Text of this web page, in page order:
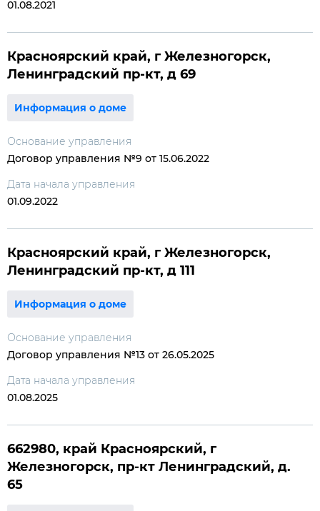
01.08.2021
Красноярский край, г Железногорск,
Ленинградский пр-кт, д 69
Информация о доме
Основание управления
Договор управления №9 от 15.06.2022
Дата начала управления
01.09.2022
Красноярский край, г Железногорск,
Ленинградский пр-кт, д 111
Информация о доме
Основание управления
Договор управления №13 от 26.05.2025
Дата начала управления
01.08.2025
662980, край Красноярский, г
Железногорск, пр-кт Ленинградский, д.
65